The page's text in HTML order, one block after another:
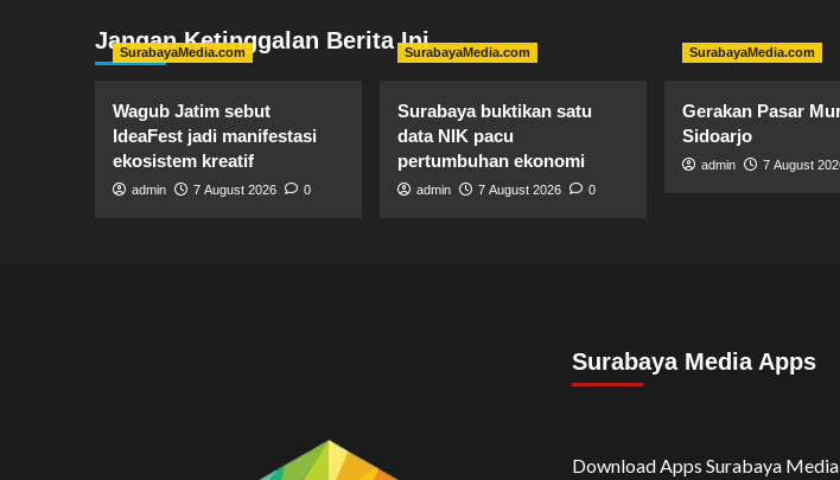
Jangan Ketinggalan Berita Ini
SurabayaMedia.com
Wagub Jatim sebut
IdeaFest jadi manifestasi
ekosistem kreatif
admin 7 August 2026 0
SurabayaMedia.com
Surabaya buktikan satu
data NIK pacu
pertumbuhan ekonomi
admin 7 August 2026 0
SurabayaMedia.com
Gerakan Pasar
Sidoarjo
admin 7 August
Surabaya Media Apps
Download Apps Surabaya